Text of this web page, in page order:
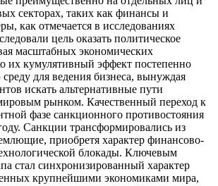
секторах, таких как финансы и
как отмечается в исследованиях
цель оказать политическое
масштабных экономических
их кумулятивный эффект постепенно
для ведения бизнеса, вынуждая
искать альтернативные пути
рынком. Качественный переход к
фазе санкционного противостояния
Санкции трансформировались из
приобретя характер финансово-
блокады. Ключевым
стал синхронизированный характер
крупнейшими экономиками мира,